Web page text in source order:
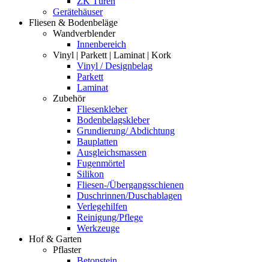
Gerätehäuser
Fliesen & Bodenbeläge
Wandverblender
Innenbereich
Vinyl | Parkett | Laminat | Kork
Vinyl / Designbelag
Parkett
Laminat
Zubehör
Fliesenkleber
Bodenbelagskleber
Grundierung/ Abdichtung
Bauplatten
Ausgleichsmassen
Fugenmörtel
Silikon
Fliesen-/Übergangsschienen
Duschrinnen/Duschablagen
Verlegehilfen
Reinigung/Pflege
Werkzeuge
Hof & Garten
Pflaster